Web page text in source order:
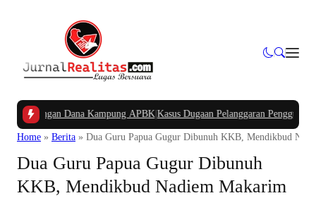
Dana Kampung APBK|Kasus Dugaan Pelanggaran Penggunaan
Home » Berita » Dua Guru Papua Gugur Dibunuh KKB, Mendikbud
Dua Guru Papua Gugur Dibunuh
KKB, Mendikbud Nadiem Makarim